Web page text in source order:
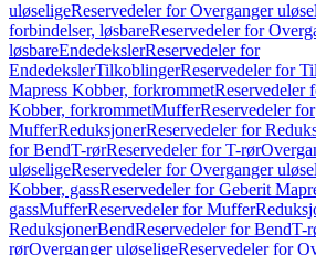
uløseligeReservedeler for Overganger
forbindelser, løsbareReservedeler for
løsbareEndedekslerReservedeler for
EndedekslerTilkoblingerReservedeler for
Mapress Kobber, forkrommetReservedeler
Kobber, forkrommetMufferReservedeler for
MufferReduksjonerReservedeler for
for BendT-rørReservedeler for T-rør
uløseligeReservedeler for Overganger
Kobber, gassReservedeler for Geberit
gassMufferReservedeler for Muffer
ReduksjonerBendReservedeler for BendT-
rørOverganger uløseligeReservedeler for